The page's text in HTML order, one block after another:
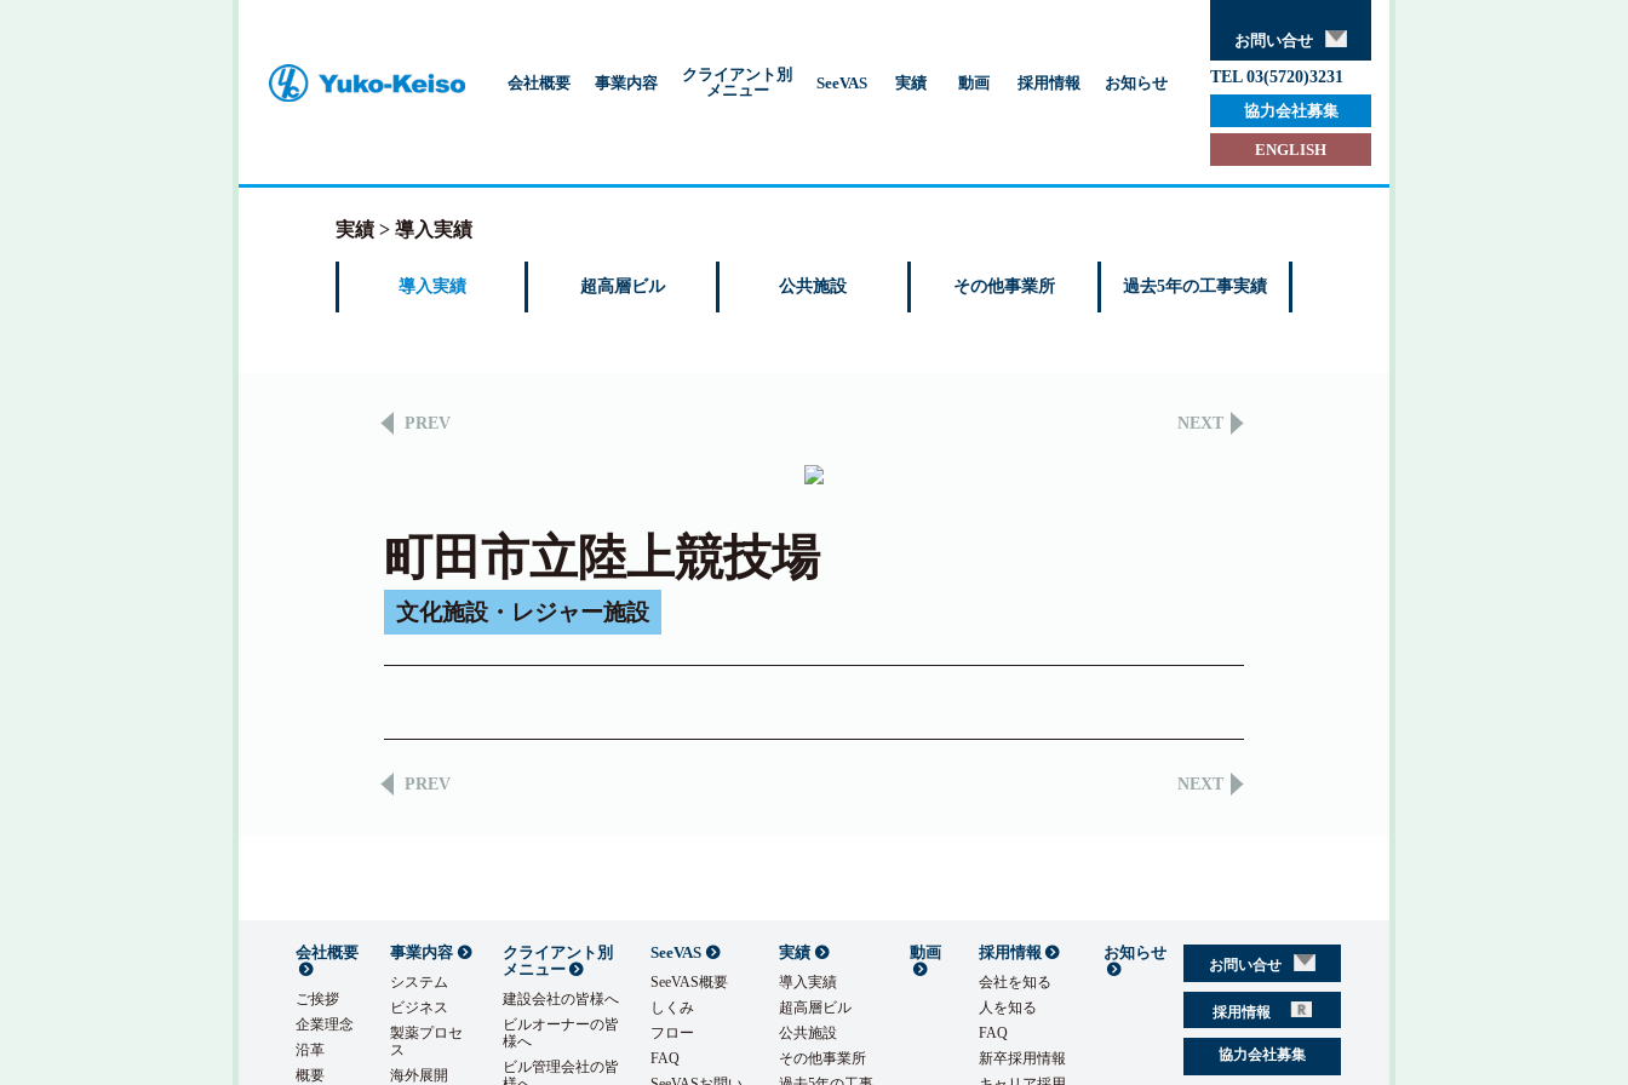
会社概要 事業内容
クライアント別
メニュー
SeeVAS 実績 動画 採用情報 お知らせ
お問い合せ
TEL 03(5720)3231
協力会社募集
ENGLISH
実績 導入実績
導入実績 超高層ビル 公共施設 その他事業所 過去5年の工事実績
PREV NEXT
町田市立陸上競技場
文化施設・レジャー施設
PREV NEXT
会社概要
ご挨拶
企業理念
沿革
概要
事業内容
システム
ビジネス
製薬プロセ
ス
海外展開
クライアント別
メニュー
建設会社の皆様へ
ビルオーナーの皆
様へ
ビル管理会社の皆
SeeVAS
SeeVAS概要
しくみ
フロー
FAQ
実績
導入実績
超高層ビル
公共施設
その他事業所
動画 採用情報
会社を知る
人を知る
FAQ
新卒採用情報
お知らせ
お問い合せ
採用情報
協力会社募集